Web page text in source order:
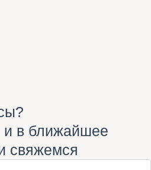
и в ближайшее
свяжемся